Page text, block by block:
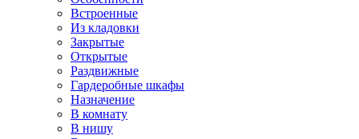
Встроенные
Из кладовки
Закрытые
Открытые
Раздвижные
Гардеробные шкафы
Назначение
В комнату
В нишу